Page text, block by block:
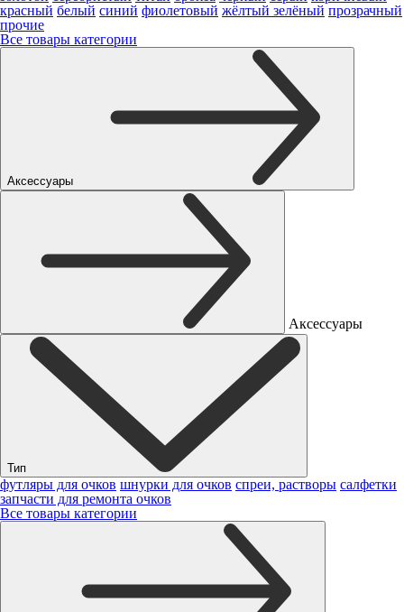
красный белый синий фиолетовый жёлтый зелёный прозрачный
прочие
Все товары категории
Аксессуары
Аксессуары
Тип
футляры для очков шнурки для очков спреи, растворы салфетки
запчасти для ремонта очков
Все товары категории